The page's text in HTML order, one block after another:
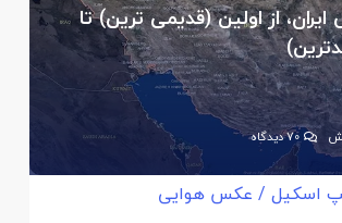
از اولین (قدیمی ترین) تا
70دیدگاه
اسکیل / عکس هوایی